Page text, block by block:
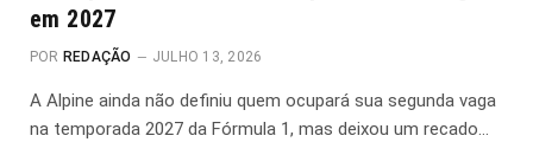
em 2027
POR REDAÇÃO JULHO 13, 2026
A Alpine ainda não definiu quem ocupará sua segunda vaga
na temporada 2027 da Fórmula 1, mas deixou um recado…